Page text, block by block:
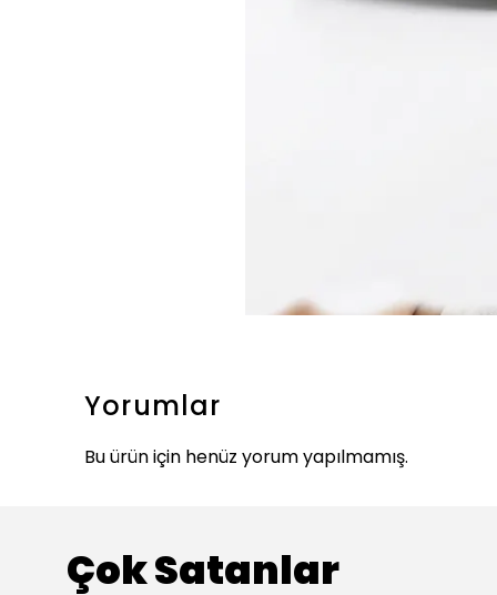
Yorumlar
Bu ürün için henüz yorum yapılmamış.
Çok Satanlar